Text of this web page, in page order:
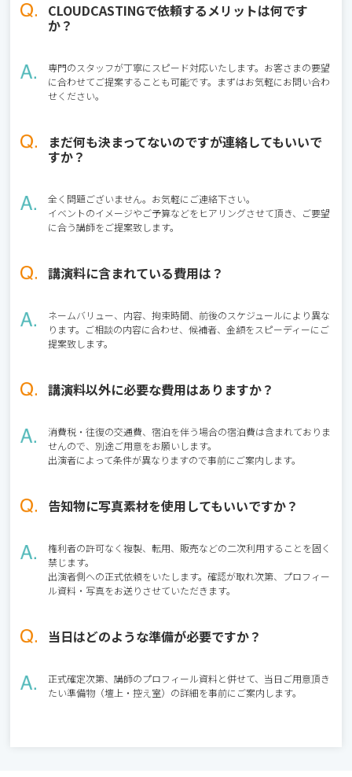
CLOUDCASTINGで依頼するメリットは何です
か？
専門のスタッフが丁寧にスピード対応いたします。お客さまの要望
に合わせてご提案することも可能です。まずはお気軽にお問い合わ
せください。
まだ何も決まってないのですが連絡してもいいで
すか？
全く問題ございません。お気軽にご連絡下さい。
イベントのイメージやご予算などをヒアリングさせて頂き、ご要望
に合う講師をご提案致します。
講演料に含まれている費用は？
ネームバリュー、内容、拘束時間、前後のスケジュールにより異な
ります。ご相談の内容に合わせ、候補者、金額をスピーディーにご
提案致します。
講演料以外に必要な費用はありますか？
消費税・往復の交通費、宿泊を伴う場合の宿泊費は含まれておりま
せんので、別途ご用意をお願いします。
出演者によって条件が異なりますので事前にご案内します。
告知物に写真素材を使用してもいいですか？
権利者の許可なく複製、転用、販売などの二次利用することを固く
禁じます。
出演者側への正式依頼をいたします。確認が取れ次第、プロフィー
ル資料・写真をお送りさせていただきます。
当日はどのような準備が必要ですか？
正式確定次第、講師のプロフィール資料と併せて、当日ご用意頂き
たい準備物（壇上・控え室）の詳細を事前にご案内します。